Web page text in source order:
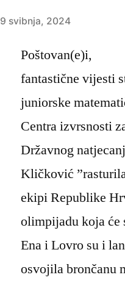
9 svibnja, 2024
Poštovan(e)i,
fantastične vijesti
juniorske
Centra izvrsnosti
Državnog
Kličković
ekipi Republike
olimpijadu koja će
Ena i Lovro su i
osvojila brončanu